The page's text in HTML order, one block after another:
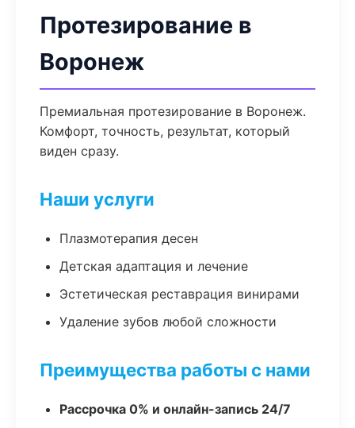
Протезирование в
Воронеж
Премиальная протезирование в Воронеж.
Комфорт, точность, результат, который
виден сразу.
Наши услуги
Плазмотерапия десен
Детская адаптация и лечение
Эстетическая реставрация винирами
Удаление зубов любой сложности
Преимущества работы с нами
Рассрочка 0% и онлайн-запись 24/7